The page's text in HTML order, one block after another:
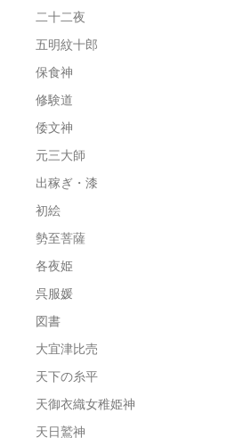
二十二夜
五明紋十郎
保食神
修験道
倭文神
元三大師
出稼ぎ・漆
初絵
勢至菩薩
各夜姫
呉服媛
図書
大宜津比売
天下の糸平
天御衣織女稚姫神
天日鷲神